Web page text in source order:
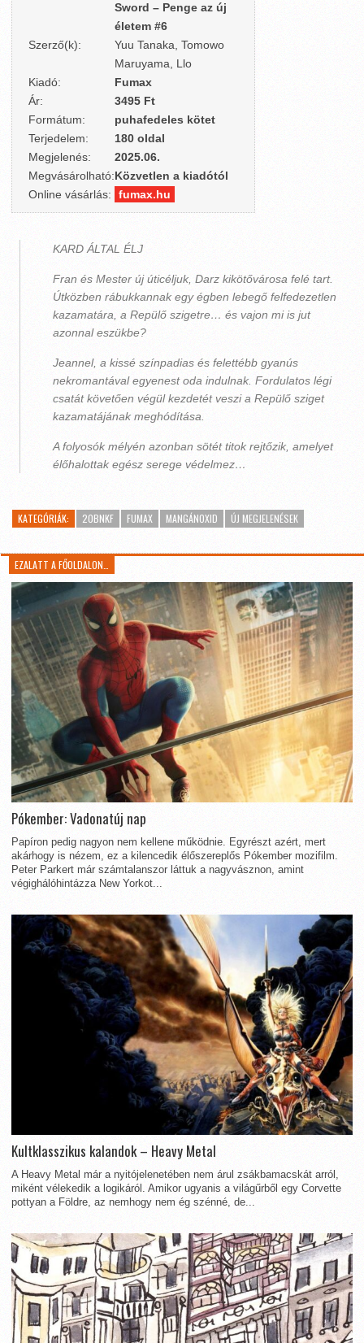
Sword – Penge az új
életem #6
Szerző(k):
Yuu Tanaka, Tomowo
Maruyama, Llo
Kiadó:
Fumax
Ár:
3495 Ft
Formátum:
puhafedeles kötet
Terjedelem:
180 oldal
Megjelenés:
2025.06.
Megvásárolható:Közvetlen a kiadótól
Online vásárlás:
fumax.hu
KARD ÁLTAL ÉLJ
Fran és Mester új úticéljuk, Darz kikötővárosa felé tart.
Útközben rábukkannak egy égben lebegő felfedezetlen
kazamatára, a Repülő szigetre… és vajon mi is jut
azonnal eszükbe?
Jeannel, a kissé színpadias és felettébb gyanús
nekromantával egyenest oda indulnak. Fordulatos légi
csatát követően végül kezdetét veszi a Repülő sziget
kazamatájának meghódítása.
A folyosók mélyén azonban sötét titok rejtőzik, amelyet
élőhalottak egész serege védelmez…
KATEGÓRIÁK: 20BNKF FUMAX MANGÁNOXID ÚJ MEGJELENÉSEK
EZALATT A FŐOLDALON…
Pókember: Vadonatúj nap
Papíron pedig nagyon nem kellene működnie. Egyrészt azért, mert
akárhogy is nézem, ez a kilencedik élőszereplős Pókember mozifilm.
Peter Parkert már számtalanszor láttuk a nagyvásznon, amint
végighálóhintázza New Yorkot...
Kultklasszikus kalandok – Heavy Metal
A Heavy Metal már a nyitójelenetében nem árul zsákbamacskát arról,
miként vélekedik a logikáról. Amikor ugyanis a világűrből egy Corvette
pottyan a Földre, az nemhogy nem ég szénné, de...